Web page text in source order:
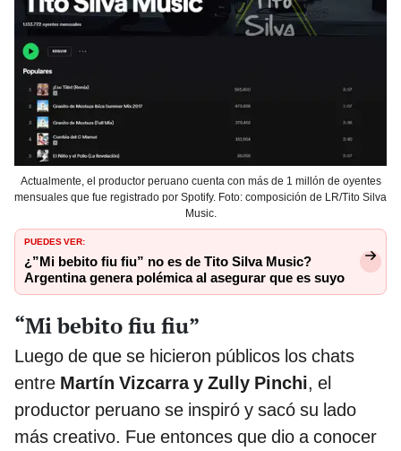
Actualmente, el productor peruano cuenta con más de 1 millón de oyentes
mensuales que fue registrado por Spotify. Foto: composición de LR/Tito Silva
Music.
PUEDES VER:
¿”Mi bebito fiu fiu” no es de Tito Silva Music?
Argentina genera polémica al asegurar que es suyo
“Mi bebito fiu fiu”
Luego de que se hicieron públicos los chats
entre Martín Vizcarra y Zully Pinchi, el
productor peruano se inspiró y sacó su lado
más creativo. Fue entonces que dio a conocer